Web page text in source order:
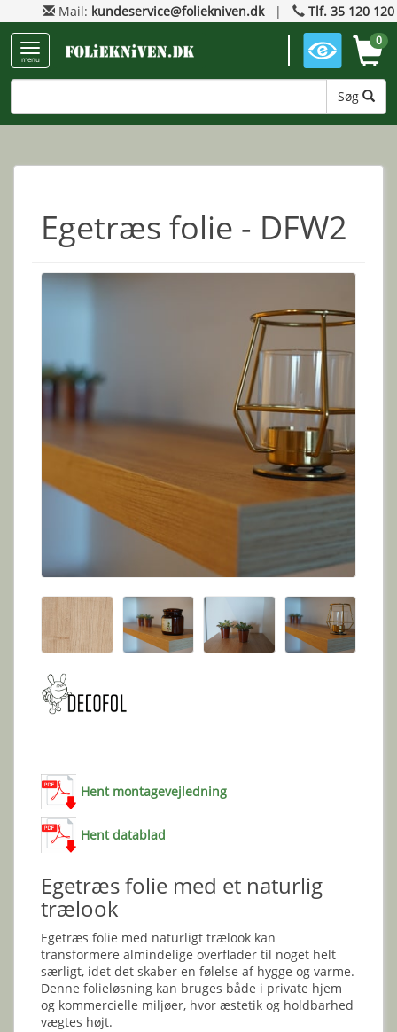
Mail: kundeservice@foliekniven.dk| Tlf. 35 120 120
menu
Søg
0
Egetræs folie - DFW2
Hent montagevejledning
Hent datablad
Egetræs folie med et naturlig
trælook
Egetræs folie med naturligt trælook kan
transformere almindelige overflader til noget helt
særligt, idet det skaber en følelse af hygge og varme.
Denne folieløsning kan bruges både i private hjem
og kommercielle miljøer, hvor æstetik og holdbarhed
vægtes højt.